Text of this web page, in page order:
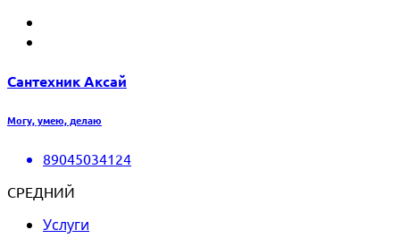
Сантехник Аксай
Могу, умею, делаю
89045034124
СРЕДНИЙ
Услуги